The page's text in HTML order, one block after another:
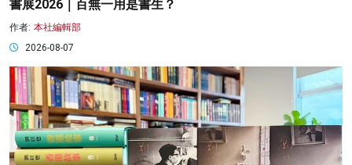
書展2026｜百無一用是書生？
作者: 本社編輯部
2026-08-07